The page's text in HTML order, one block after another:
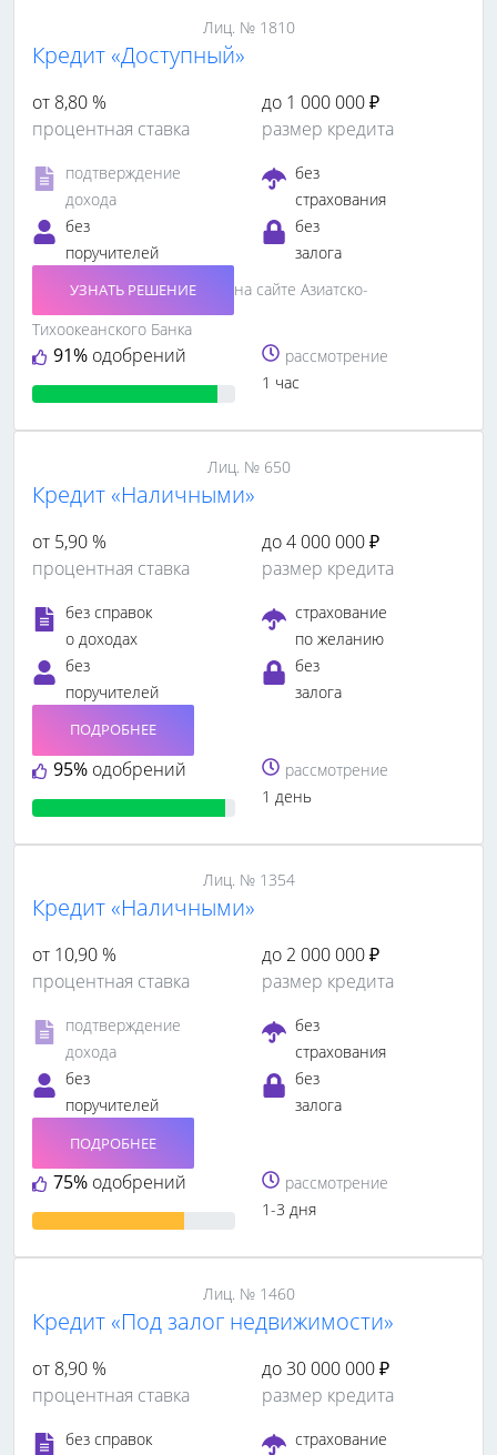
Лиц. № 1810
Кредит «Доступный»
от 8,80 %
процентная ставка
до 1 000 000 ₽
размер кредита
подтверждение
дохода
без
страхования
без
поручителей
без
залога
91% одобрений
УЗНАТЬ РЕШЕНИЕ
на сайте Азиатско-
Тихоокеанского Банка
рассмотрение
1 час
Лиц. № 650
Кредит «Наличными»
от 5,90 %
процентная ставка
до 4 000 000 ₽
размер кредита
без справок
о доходах
страхование
по желанию
без
поручителей
без
залога
95% одобрений
ПОДРОБНЕЕ
рассмотрение
1 день
Лиц. № 1354
Кредит «Наличными»
от 10,90 %
процентная ставка
до 2 000 000 ₽
размер кредита
подтверждение
дохода
без
страхования
без
поручителей
без
залога
75% одобрений
ПОДРОБНЕЕ
рассмотрение
1-3 дня
Лиц. № 1460
Кредит «Под залог недвижимости»
от 8,90 %
процентная ставка
до 30 000 000 ₽
размер кредита
без справок
страхование